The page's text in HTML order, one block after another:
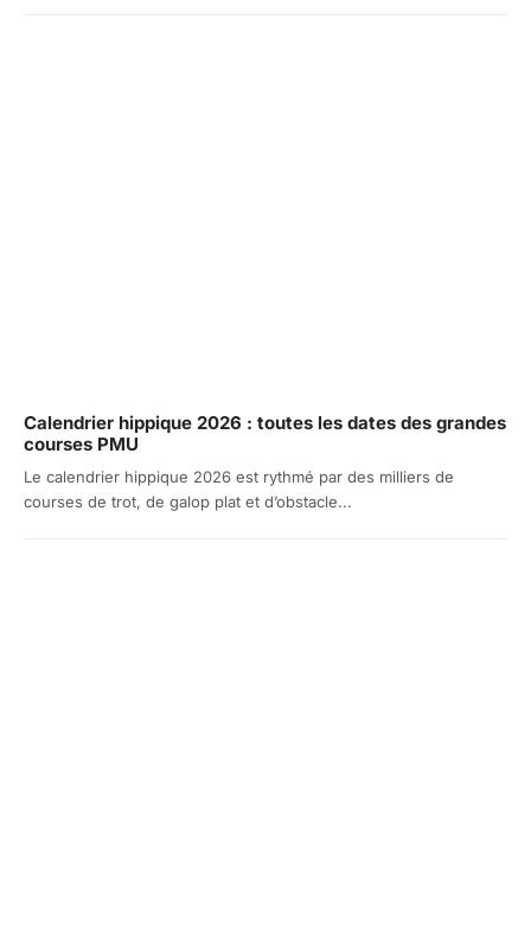
Calendrier hippique 2026 : toutes les dates des grandes
courses PMU
Le calendrier hippique 2026 est rythmé par des milliers de
courses de trot, de galop plat et d’obstacle...